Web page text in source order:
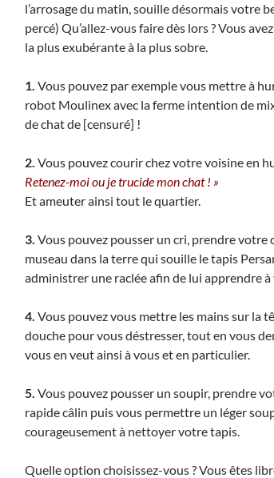
l’arrosage du matin, souille désormais votre
percé) Qu’allez-vous faire dès lors ? Vous
la plus exubérante à la plus sobre.
1. Vous pouvez par exemple vous mettre à
robot Moulinex avec la ferme intention de
de chat de [censuré] !
2. Vous pouvez courir chez votre voisine en
Retenez-moi ou je trucide mon chat ! »
Et ameuter ainsi tout le quartier.
3. Vous pouvez pousser un cri, prendre votre
museau dans la terre qui souille le tapis
administrer une raclée afin de lui apprendre à
4. Vous pouvez vous mettre les mains sur la
douche pour vous déstresser, tout en vous
vous en veut ainsi à vous et en particulier.
5. Vous pouvez pousser un soupir, prendre
rapide câlin puis vous permettre un léger
courageusement à nettoyer votre tapis.
Quelle option choisissez-vous ? Vous êtes